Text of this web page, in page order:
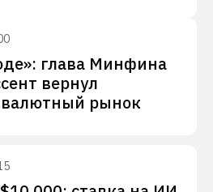
глава Минфина
вернул
рынок